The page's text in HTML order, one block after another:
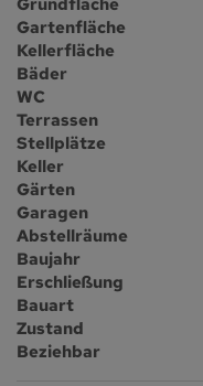
Gartenfläche
Kellerfläche
Bäder
WC
Terrassen
Stellplätze
Keller
Gärten
Garagen
Abstellräume
Baujahr
Erschließung
Bauart
Zustand
Beziehbar